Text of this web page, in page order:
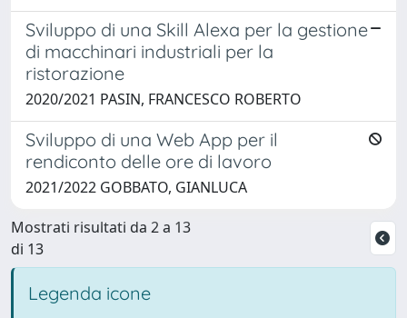
Sviluppo di una Skill Alexa per la gestione
di macchinari industriali per la
ristorazione
2020/2021 PASIN, FRANCESCO ROBERTO
Sviluppo di una Web App per il
rendiconto delle ore di lavoro
2021/2022 GOBBATO, GIANLUCA
Mostrati risultati da 2 a 13
di 13
Legenda icone